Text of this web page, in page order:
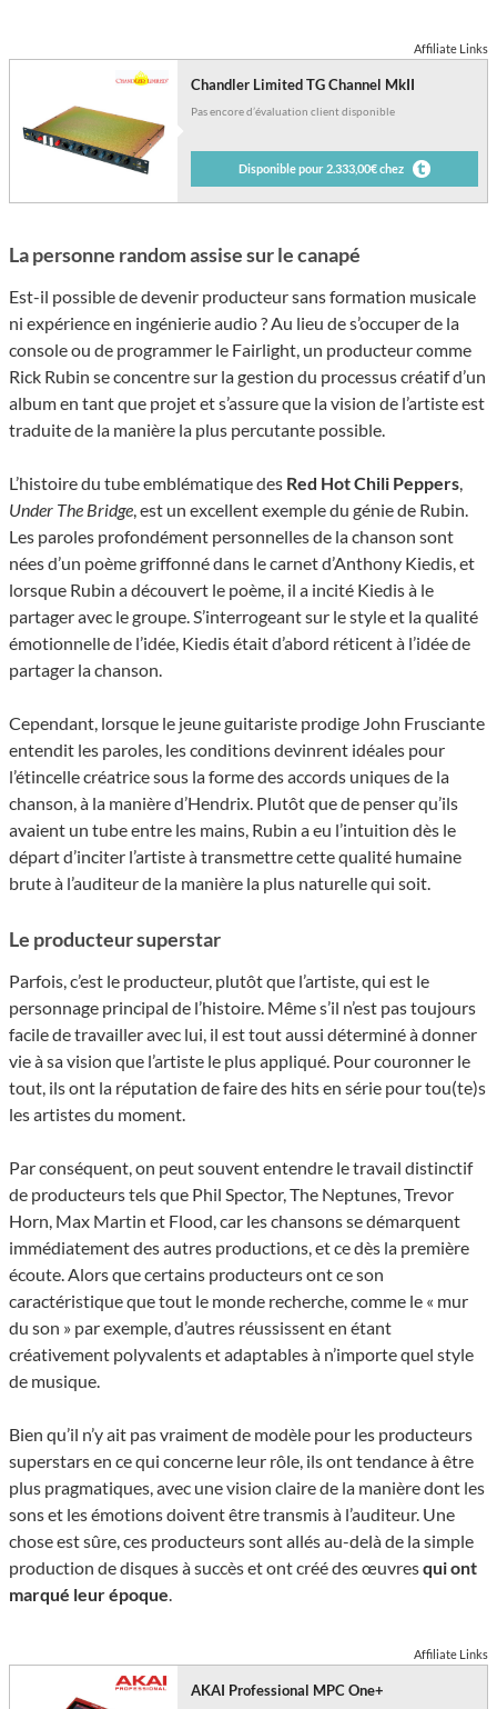
Affiliate Links
Chandler Limited TG Channel MkII
Pas encore d’évaluation client disponible
Disponible pour 2.333,00€ chez
La personne random assise sur le canapé
Est-il possible de devenir producteur sans formation musicale
ni expérience en ingénierie audio ? Au lieu de s’occuper de la
console ou de programmer le Fairlight, un producteur comme
Rick Rubin se concentre sur la gestion du processus créatif d’un
album en tant que projet et s’assure que la vision de l’artiste est
traduite de la manière la plus percutante possible.
L’histoire du tube emblématique des Red Hot Chili Peppers,
Under The Bridge, est un excellent exemple du génie de Rubin.
Les paroles profondément personnelles de la chanson sont
nées d’un poème griffonné dans le carnet d’Anthony Kiedis, et
lorsque Rubin a découvert le poème, il a incité Kiedis à le
partager avec le groupe. S’interrogeant sur le style et la qualité
émotionnelle de l’idée, Kiedis était d’abord réticent à l’idée de
partager la chanson.
Cependant, lorsque le jeune guitariste prodige John Frusciante
entendit les paroles, les conditions devinrent idéales pour
l’étincelle créatrice sous la forme des accords uniques de la
chanson, à la manière d’Hendrix. Plutôt que de penser qu’ils
avaient un tube entre les mains, Rubin a eu l’intuition dès le
départ d’inciter l’artiste à transmettre cette qualité humaine
brute à l’auditeur de la manière la plus naturelle qui soit.
Le producteur superstar
Parfois, c’est le producteur, plutôt que l’artiste, qui est le
personnage principal de l’histoire. Même s’il n’est pas toujours
facile de travailler avec lui, il est tout aussi déterminé à donner
vie à sa vision que l’artiste le plus appliqué. Pour couronner le
tout, ils ont la réputation de faire des hits en série pour tou(te)s
les artistes du moment.
Par conséquent, on peut souvent entendre le travail distinctif
de producteurs tels que Phil Spector, The Neptunes, Trevor
Horn, Max Martin et Flood, car les chansons se démarquent
immédiatement des autres productions, et ce dès la première
écoute. Alors que certains producteurs ont ce son
caractéristique que tout le monde recherche, comme le « mur
du son » par exemple, d’autres réussissent en étant
créativement polyvalents et adaptables à n’importe quel style
de musique.
Bien qu’il n’y ait pas vraiment de modèle pour les producteurs
superstars en ce qui concerne leur rôle, ils ont tendance à être
plus pragmatiques, avec une vision claire de la manière dont les
sons et les émotions doivent être transmis à l’auditeur. Une
chose est sûre, ces producteurs sont allés au-delà de la simple
production de disques à succès et ont créé des œuvresqui ont
marqué leur époque.
Affiliate Links
AKAI Professional MPC One+